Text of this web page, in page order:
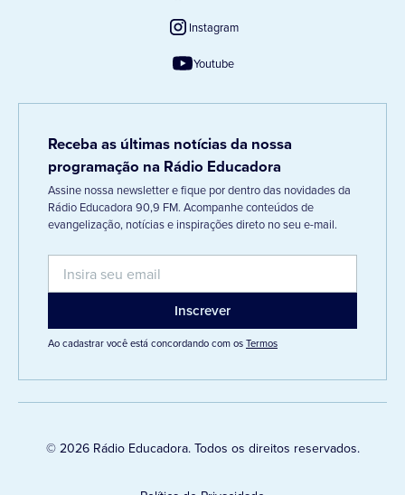
Instagram
Youtube
Receba as últimas notícias da nossa
programação na Rádio Educadora
Assine nossa newsletter e fique por dentro das novidades da
Rádio Educadora 90,9 FM. Acompanhe conteúdos de
evangelização, notícias e inspirações direto no seu e-mail.
Ao cadastrar você está concordando com osTermos
© 2026 Rádio Educadora. Todos os direitos reservados.